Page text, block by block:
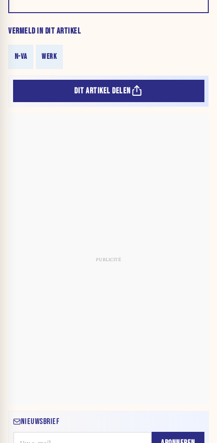
VERMELD IN DIT ARTIKEL
N-VA WERK
DIT ARTIKEL DELEN
NIEUWSBRIEF